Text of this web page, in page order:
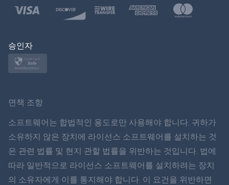
Polski
ภาษาไทย
简体中文
Dansk
승인자
면책 조항
소프트웨어는 합법적인 용도로만 사용해야 합니다. 귀하가
소유하지 않은 장치에 라이선스 소프트웨어를 설치하는 것
은 관련 법률 및 현지 관할 법률을 위반하는 것입니다. 법에
따라 일반적으로 라이선스 소프트웨어를 설치하려는 장치
의 소유자에게 이를 통지해야 합니다. 이 요건을 위반하면